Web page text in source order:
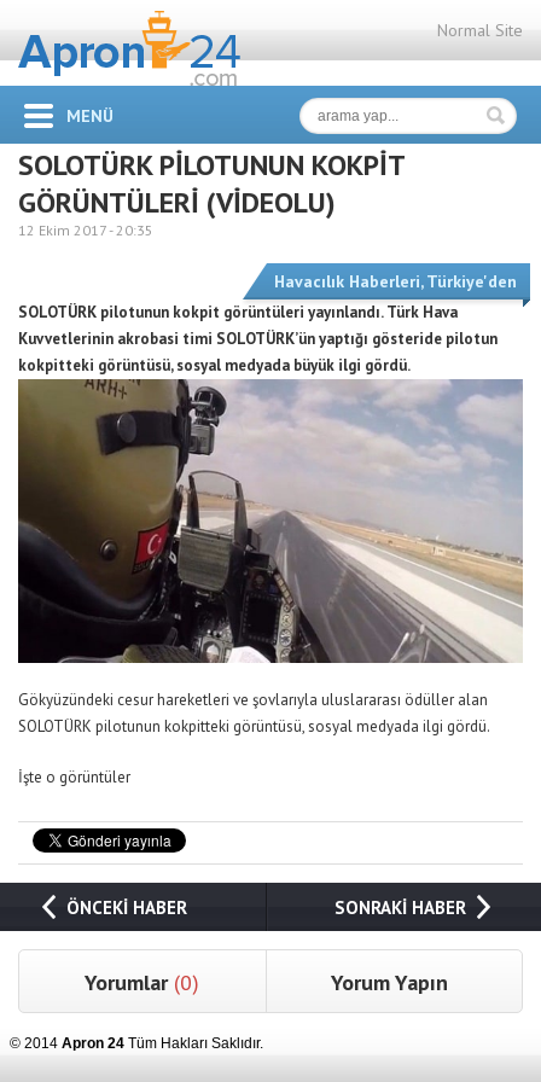
Normal Site
MENÜ
SOLOTÜRK PİLOTUNUN KOKPİT
GÖRÜNTÜLERİ (VİDEOLU)
12 Ekim 2017 -20:35
Havacılık Haberleri,Türkiye'den
SOLOTÜRK pilotunun kokpit görüntüleri yayınlandı. Türk Hava
Kuvvetlerinin akrobasi timi SOLOTÜRK’ün yaptığı gösteride pilotun
kokpitteki görüntüsü, sosyal medyada büyük ilgi gördü.
Gökyüzündeki cesur hareketleri ve şovlarıyla uluslararası ödüller alan
SOLOTÜRK pilotunun kokpitteki görüntüsü, sosyal medyada ilgi gördü.
İşte o görüntüler
ÖNCEKİ HABER SONRAKİ HABER
Yorumlar (0) Yorum Yapın
© 2014 Apron 24 Tüm Hakları Saklıdır.